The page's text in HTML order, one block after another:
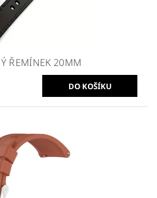
ŘEMÍNEK 20MM